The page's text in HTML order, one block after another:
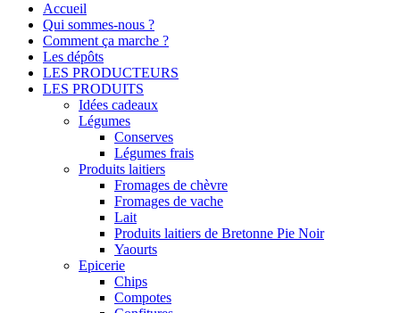
Accueil
Qui sommes-nous ?
Comment ça marche ?
Les dépôts
LES PRODUCTEURS
LES PRODUITS
Idées cadeaux
Légumes
Conserves
Légumes frais
Produits laitiers
Fromages de chèvre
Fromages de vache
Lait
Produits laitiers de Bretonne Pie Noir
Yaourts
Epicerie
Chips
Compotes